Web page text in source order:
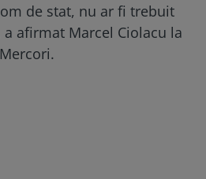
de stat, nu ar fi trebuit
a afirmat Marcel Ciolacu la